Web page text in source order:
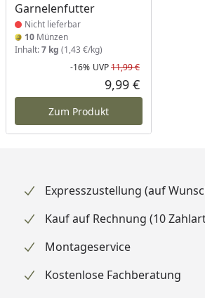
Garnelenfutter
Nicht lieferbar
10 Münzen
Inhalt:7 kg (1,43 €/kg)
Rabatt in
-16% UVP11,99 €
Aktueller
9,99 €
Zum Produkt
Expresszustellung (auf
Kauf auf Rechnung (10
Montageservice
Kostenlose Fachberatung